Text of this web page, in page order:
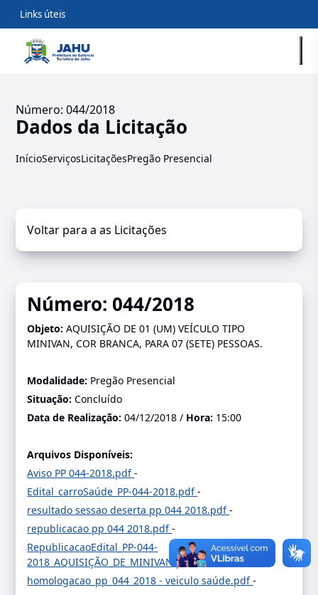
Links úteis
Número: 044/2018
Dados da Licitação
InícioServiçosLicitaçõesPregão Presencial
Voltar para a as Licitações
Número: 044/2018
Objeto:AQUISIÇÃO DE 01 (UM) VEÍCULO TIPO
MINIVAN, COR BRANCA, PARA 07 (SETE) PESSOAS.
Modalidade: Pregão Presencial
Situação:Concluído
Data de Realização:04/12/2018 / Hora: 15:00
Arquivos Disponíveis:
Aviso PP 044-2018.pdf-
Edital_carroSaúde_PP-044-2018.pdf-
resultado sessao deserta pp 044 2018.pdf-
republicacao pp 044 2018.pdf-
RepublicacaoEdital_PP-044-
2018_AQUISIÇÃO_DE_MINIVAN.pdf-
homologacao_pp_044_2018 - veiculo saúde.pdf-